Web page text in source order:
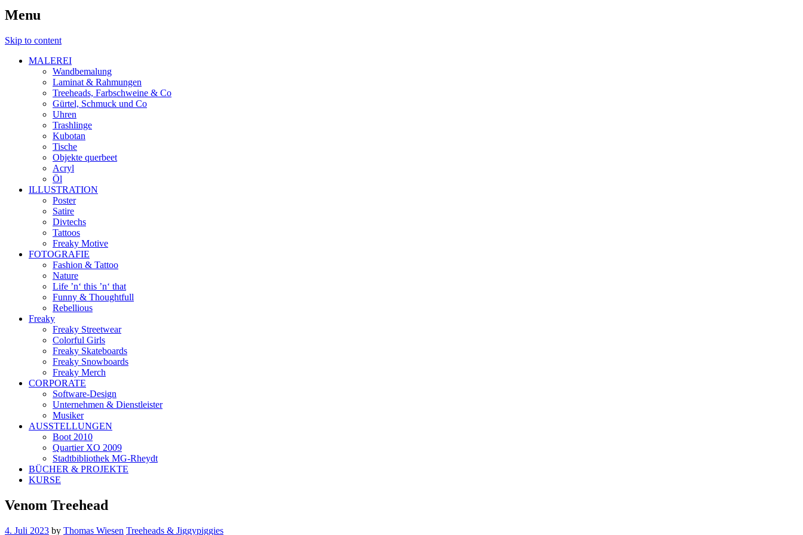
Menu
Skip to content
MALEREI
Wandbemalung
Laminat & Rahmungen
Treeheads, Farbschweine & Co
Gürtel, Schmuck und Co
Uhren
Trashlinge
Kubotan
Tische
Objekte querbeet
Acryl
Öl
ILLUSTRATION
Poster
Satire
Divtechs
Tattoos
Freaky Motive
FOTOGRAFIE
Fashion & Tattoo
Nature
Life ’n‘ this ’n‘ that
Funny & Thoughtfull
Rebellious
Freaky
Freaky Streetwear
Colorful Girls
Freaky Skateboards
Freaky Snowboards
Freaky Merch
CORPORATE
Software-Design
Unternehmen & Dienstleister
Musiker
AUSSTELLUNGEN
Boot 2010
Quartier XO 2009
Stadtbibliothek MG-Rheydt
BÜCHER & PROJEKTE
KURSE
Venom Treehead
4. Juli 2023 by Thomas Wiesen Treeheads & Jiggypiggies